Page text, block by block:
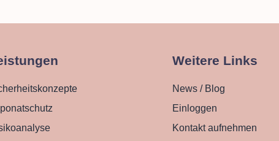
Weitere Links
News / Blog
Einloggen
Kontakt aufnehmen